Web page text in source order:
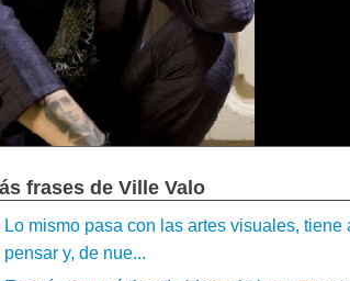
frases de Ville Valo
Lo mismo pasa con las artes visuales,
pensar y, de nue...